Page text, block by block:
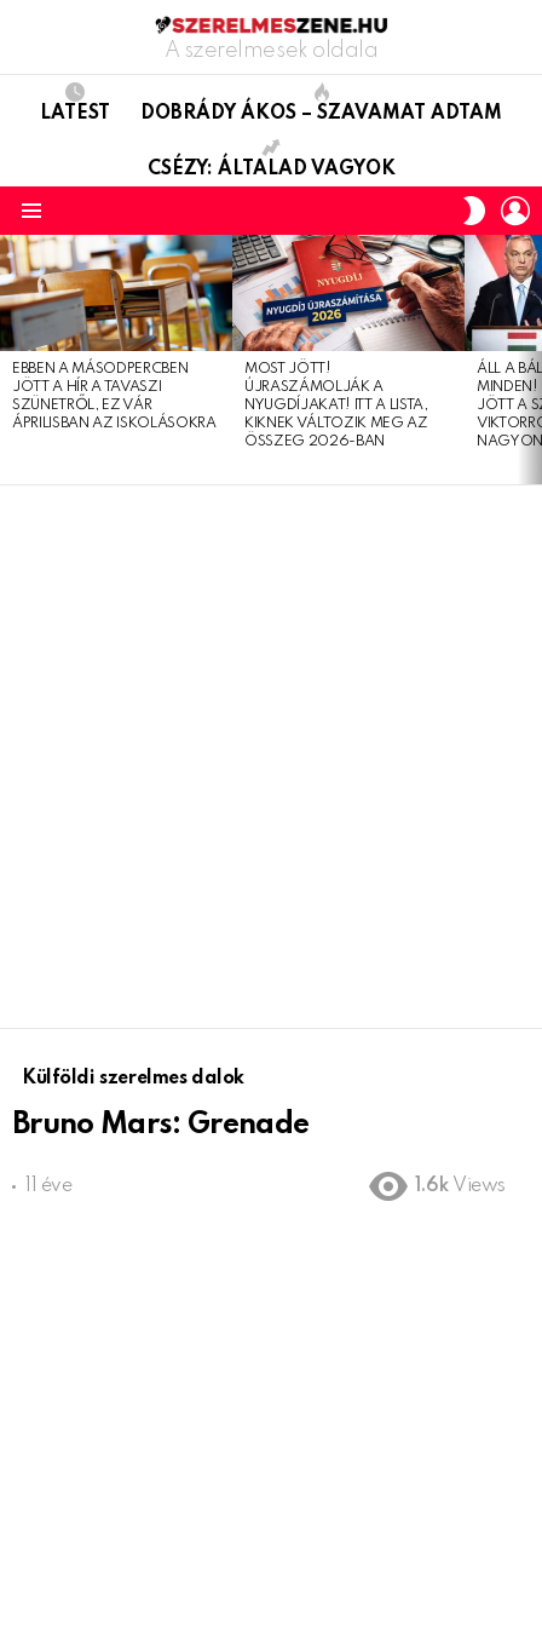
A szerelmesek oldala
LATEST DOBRÁDY ÁKOS – SZAVAMAT ADTAM
CSÉZY: ÁLTALAD VAGYOK
SKIN
LATEST
STORIES
EBBEN A MÁSODPERCBEN
JÖTT A HÍR A TAVASZI
SZÜNETRŐL, EZ VÁR
ÁPRILISBAN AZ ISKOLÁSOKRA
MOST JÖTT!
ÚJRASZÁMOLJÁK A
NYUGDÍJAKAT! ITT A LISTA,
KIKNEK VÁLTOZIK MEG AZ
ÖSSZEG 2026-BAN
ÁLL A
MINDEN!
JÖTT A
Külföldi szerelmes dalok
Bruno Mars: Grenade
11 éve 1.6k Views